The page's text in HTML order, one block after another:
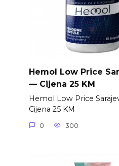
Hemol Low Price
— Cijena 25 KM
Hemol Low Price
Cijena 25 KM
0 300